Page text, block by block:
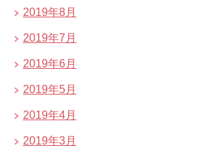
2019年8月
2019年7月
2019年6月
2019年5月
2019年4月
2019年3月